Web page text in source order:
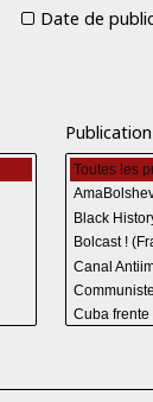
Date de
Publication